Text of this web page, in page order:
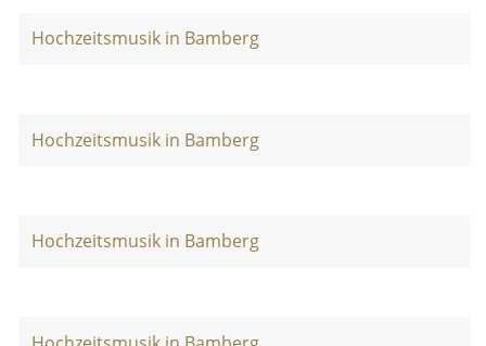
Hochzeitsmusik in Bamberg
Hochzeitsmusik in Bamberg
Hochzeitsmusik in Bamberg